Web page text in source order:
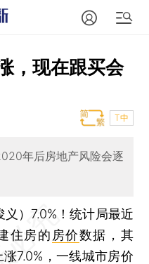
，现在跟买会
T中
年后房地产风险会逐
） 7.0%！统计局最近
住房的 房价数据，其
7.0%，一线城市房价